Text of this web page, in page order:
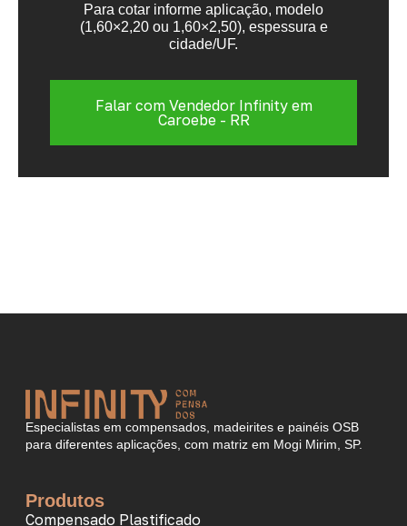
Para cotar informe aplicação, modelo
(1,60×2,20 ou 1,60×2,50), espessura e
cidade/UF.
Falar com Vendedor Infinity em
Caroebe - RR
Especialistas em compensados, madeirites e painéis OSB
para diferentes aplicações, com matriz em Mogi Mirim, SP.
Produtos
Compensado Plastificado